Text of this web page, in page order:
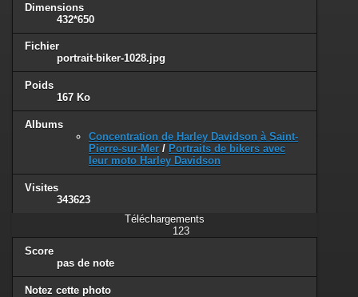
Dimensions
432*650
Fichier
portrait-biker-1028.jpg
Poids
167 Ko
Albums
Concentration de Harley Davidson à Saint-
Pierre-sur-Mer / Portraits de bikers avec
leur moto Harley Davidson
Visites
343623
Téléchargements
123
Score
pas de note
Notez cette photo